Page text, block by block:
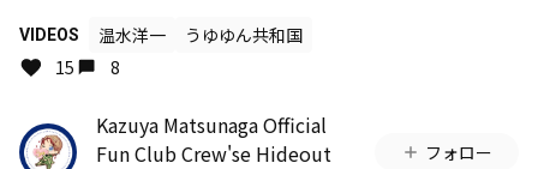
VIDEOS 温水洋一
うゆゆん共和国
15
8
Kazuya Matsunaga Official
Fun Club Crew'se Hideout
フォロー